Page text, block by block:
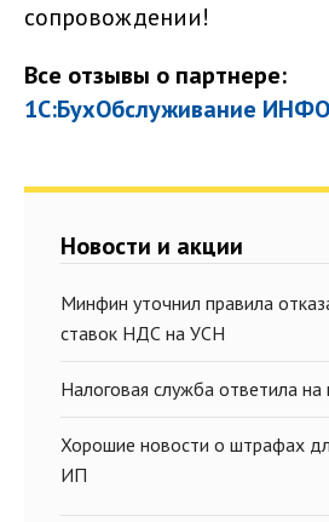
сопровождении!
Все отзывы о партнере:
1С:БухОбслуживание
Новости и акции
Минфин уточнил правила
ставок НДС на УСН
Налоговая служба ответила
Хорошие новости о штрафах
ИП